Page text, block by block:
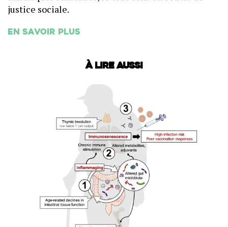
justice sociale.
En savoir plus
À lire aussi